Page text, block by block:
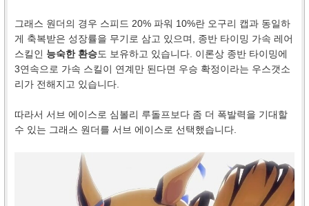
그래스 원더의 경우 스피드 20% 파워 10%란 오구리 캡과 동일하
게 축복받은 성장률을 무기로 삼고 있으며, 종반 타이밍 가속 레어
스킬인 능숙한 환승도 보유하고 있습니다. 이론상 종반 타이밍에
3연속으로 가속 스킬이 연계만 된다면 우승 확정이라는 우스갯소
리가 전해지고 있습니다.
따라서 서브 에이스로 심볼리 루돌프보다 좀 더 폭발력을 기대할
수 있는 그래스 원더를 서브 에이스로 선택했습니다.